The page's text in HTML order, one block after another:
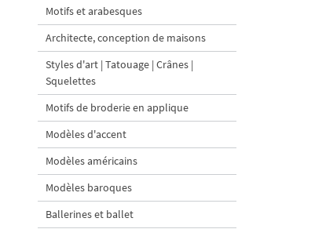
Motifs et arabesques
Architecte, conception de maisons
Styles d'art | Tatouage | Crânes |
Squelettes
Motifs de broderie en applique
Modèles d'accent
Modèles américains
Modèles baroques
Ballerines et ballet